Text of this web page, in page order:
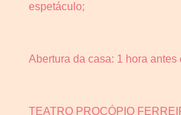
espetáculo;
Abertura da casa: 1 hora
TEATRO PROCÓPIO